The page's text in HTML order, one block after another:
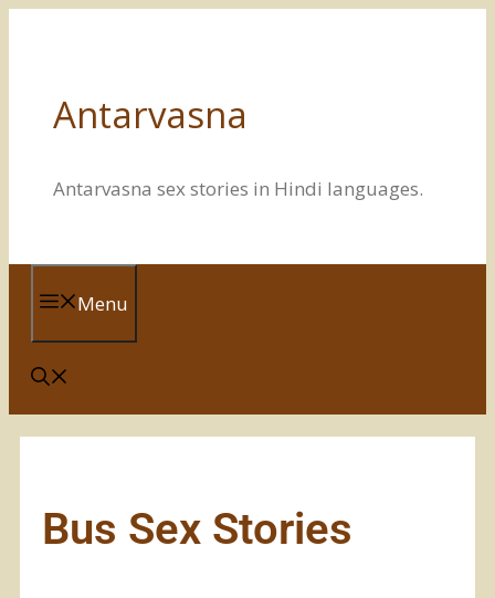
Antarvasna
Antarvasna sex stories in Hindi languages.
Menu
Bus Sex Stories